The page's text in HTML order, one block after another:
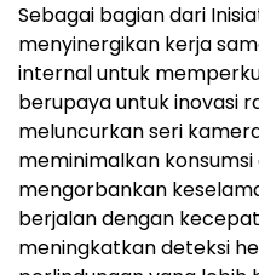
Sebagai bagian dari
menyinergikan kerja
internal untuk
berupaya untuk inovasi
meluncurkan seri
meminimalkan
mengorbankan
berjalan dengan
meningkatkan deteksi